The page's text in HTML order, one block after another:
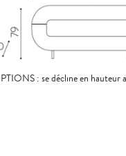
: se décline en hauteur